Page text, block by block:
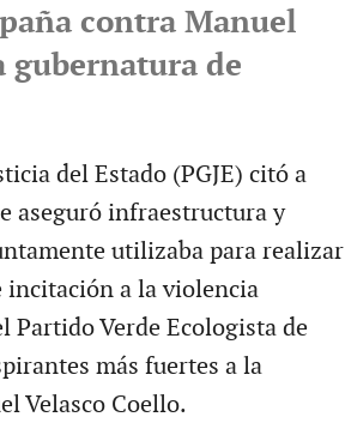
contra Manuel
gubernatura de
del Estado (PGJE) citó a
aseguró infraestructura y
utilizaba para realizar
incitación a la violencia
Partido Verde Ecologista de
más fuertes a la
Velasco Coello.